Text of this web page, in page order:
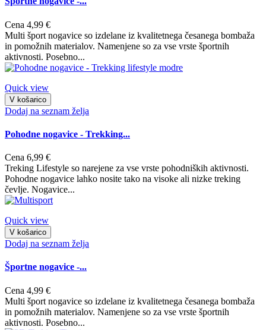
Cena 4,99 €
Multi šport nogavice so izdelane iz kvalitetnega česanega bombaža
in pomožnih materialov. Namenjene so za vse vrste športnih
aktivnosti. Posebno...
Quick view
V košarico
Dodaj na seznam želja
Pohodne nogavice - Trekking...
Cena 6,99 €
Treking Lifestyle so narejene za vse vrste pohodniških aktivnosti.
Pohodne nogavice lahko nosite tako na visoke ali nizke treking
čevlje. Nogavice...
Quick view
V košarico
Dodaj na seznam želja
Športne nogavice -...
Cena 4,99 €
Multi šport nogavice so izdelane iz kvalitetnega česanega bombaža
in pomožnih materialov. Namenjene so za vse vrste športnih
aktivnosti. Posebno...